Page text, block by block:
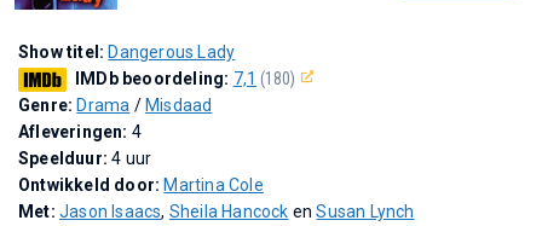
Show titel: Dangerous Lady
IMDb beoordeling: 7,1 (180)
Genre: Drama / Misdaad
Afleveringen: 4
Speelduur:4 uur
Ontwikkeld door: Martina Cole
Met: Jason Isaacs, Sheila Hancock enSusan Lynch